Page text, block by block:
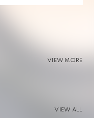
VIEW MORE
VIEW ALL